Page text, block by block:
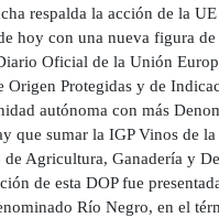
respalda la acción de la
hoy con una nueva figura
Oficial de la Unión
Protegidas y de
autónoma con más
que sumar la IGP Vinos de
Agricultura, Ganadería y
de esta DOP fue
Río Negro, en el